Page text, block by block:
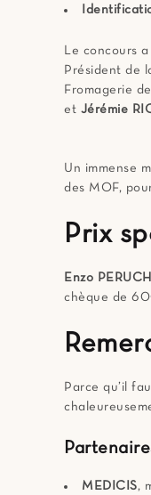
Le concours
Président de
Fromagerie
et Jérémie
Un immense
des MOF,
Prix
Enzo PERUCH
chèque de
Parce qu’il
MEDICIS,